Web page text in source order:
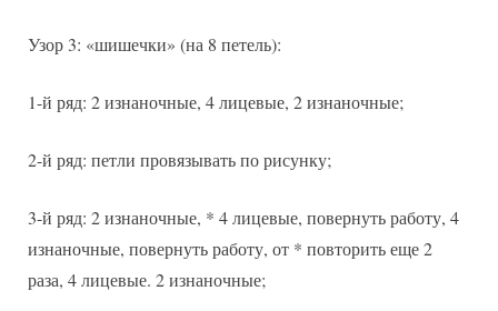
Узор 3: «шишечки» (на 8 петель):
1-й ряд: 2 изнаночные, 4 лицевые, 2 изнаночные;
2-й ряд: петли провязывать по рисунку;
3-й ряд: 2 изнаночные, * 4 лицевые, повернуть работу, 4
изнаночные, повернуть работу, от * повторить еще 2
раза, 4 лицевые. 2 изнаночные;